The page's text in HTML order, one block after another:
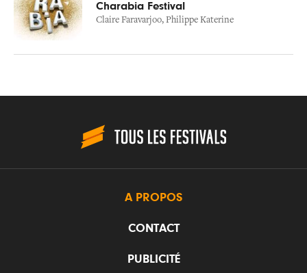
Charabia Festival
Claire Faravarjoo, Philippe Katerine
A PROPOS
CONTACT
PUBLICITÉ